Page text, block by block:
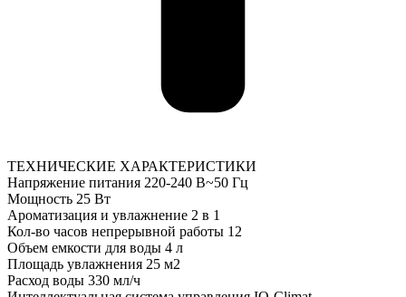
ТЕХНИЧЕСКИЕ ХАРАКТЕРИСТИКИ
Напряжение питания 220-240 В~50 Гц
Мощность 25 Вт
Ароматизация и увлажнение 2 в 1
Кол-во часов непрерывной работы 12
Объем емкости для воды 4 л
Площадь увлажнения 25 м2
Расход воды 330 мл/ч